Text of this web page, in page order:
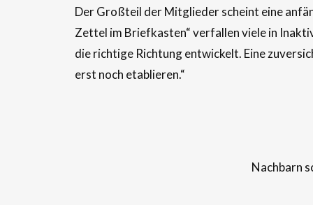
Der Großteil der Mitglieder scheint eine
Zettel im Briefkasten“ verfallen viele in
die richtige Richtung entwickelt. Eine
erst noch etablieren.“
Nachbarn